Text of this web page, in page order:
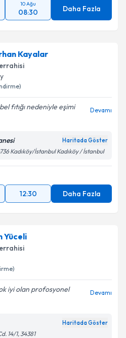
10 Ağu
08:30 Daha Fazla
Kayalar
fıtığı nedeniyle eşimi
Devamı
Haritada Göster
Kadıköy/İstanbul Kadıköy / İstanbul
12:30 Daha Fazla
Yüceli
iyi olan profosyonel
Devamı
Haritada Göster
14/1, 34381